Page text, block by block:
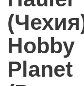
Hobby
Planet